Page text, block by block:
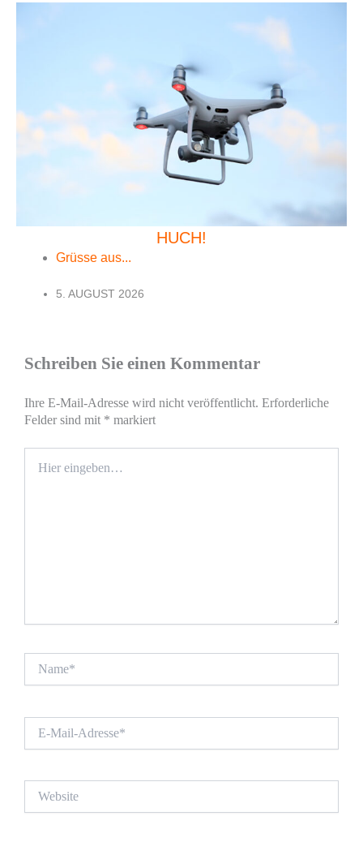
HUCH!
Grüsse aus...
5. AUGUST 2026
Schreiben Sie einen Kommentar
Ihre E-Mail-Adresse wird nicht veröffentlicht. Erforderliche
Felder sind mit * markiert
eingeben…
Mail-